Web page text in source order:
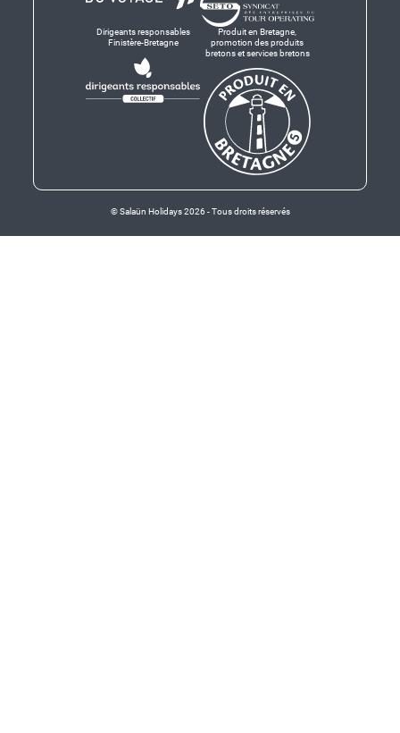
Dirigeants responsables
Finistère-Bretagne
Produit en Bretagne,
promotion des produits
bretons et services bretons
© Salaün Holidays 2026 - Tous droits réservés